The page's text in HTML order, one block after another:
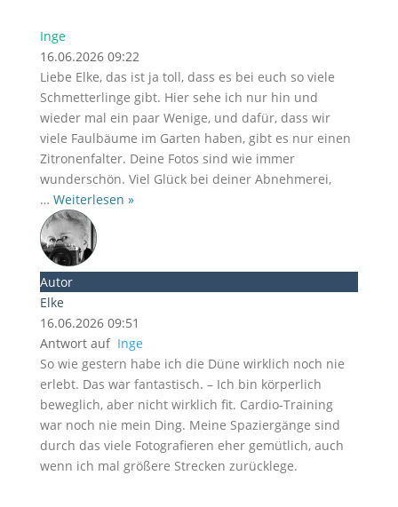
Inge
16.06.2026 09:22
Liebe Elke, das ist ja toll, dass es bei euch so viele
Schmetterlinge gibt. Hier sehe ich nur hin und
wieder mal ein paar Wenige, und dafür, dass wir
viele Faulbäume im Garten haben, gibt es nur einen
Zitronenfalter. Deine Fotos sind wie immer
wunderschön. Viel Glück bei deiner Abnehmerei,
… Weiterlesen »
Autor
Elke
16.06.2026 09:51
Antwort auf Inge
So wie gestern habe ich die Düne wirklich noch nie
erlebt. Das war fantastisch. – Ich bin körperlich
beweglich, aber nicht wirklich fit. Cardio-Training
war noch nie mein Ding. Meine Spaziergänge sind
durch das viele Fotografieren eher gemütlich, auch
wenn ich mal größere Strecken zurücklege.